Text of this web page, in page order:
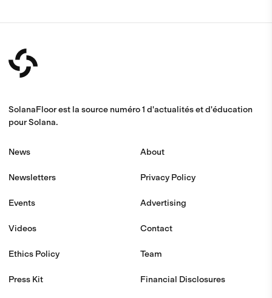
SolanaFloor est la source numéro 1 d'actualités et d'éducation
pour Solana.
News
Newsletters
Events
Videos
Ethics Policy
Press Kit
About
Privacy Policy
Advertising
Contact
Team
Financial Disclosures